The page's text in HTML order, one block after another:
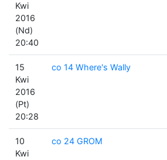
Kwi
2016
(Nd)
20:40
15
Kwi
2016
(Pt)
20:28
co 14 Where's Wally
10
Kwi
co 24 GROM